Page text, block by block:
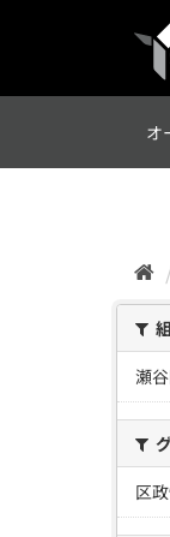
オ
瀬
区